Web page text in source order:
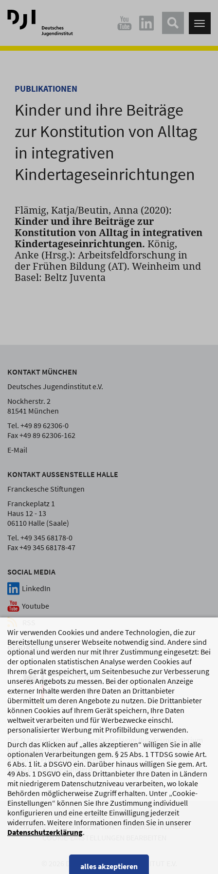
Direkt
zum
Hauptinhalt
Direkt
zum
Hauptmenü
Wir verwenden Cookies und andere Technologien, die zur
Bereitstellung unserer Webseite notwendig sind. Andere sind
optional und werden nur mit Ihrer Zustimmung eingesetzt: Bei
der optionalen statistischen Analyse werden Cookies auf
Ihrem Gerät gespeichert, um Seitenbesuche zur Verbesserung
unseres Angebots zu messen. Bei der optionalen Anzeige
externer Inhalte werden Ihre Daten an Drittanbieter
übermittelt um deren Angebote zu nutzen. Die Drittanbieter
können Cookies auf Ihrem Gerät speichern, Ihre Daten
weltweit verarbeiten und für Werbezwecke einschl.
personalisierter Werbung mit Profilbildung verwenden.
Durch das Klicken auf „alles akzeptieren“ willigen Sie in alle
optionalen Verarbeitungen gem. § 25 Abs. 1 TTDSG sowie Art.
6 Abs. 1 lit. a DSGVO ein. Darüber hinaus willigen Sie gem. Art.
49 Abs. 1 DSGVO ein, dass Drittanbieter Ihre Daten in Ländern
mit niedrigerem Datenschutzniveau verarbeiten, wo lokale
Behörden möglicherweise Zugriff erhalten. Unter „Cookie-
Einstellungen“ können Sie Ihre Zustimmung individuell
konfigurieren und eine erteilte Einwilligung jederzeit
widerrufen. Weitere Informationen finden Sie in unserer
Datenschutzerklärung.
alles akzeptieren
PUBLIKATIONEN
Kinder und ihre Beiträge
zur Konstitution von Alltag
in integrativen
Kindertageseinrichtungen
Flämig, Katja/Beutin, Anna (2020):
Kinder und ihre Beiträge zur
Konstitution von Alltag in integrativen
Kindertageseinrichtungen. König,
Anke (Hrsg.): Arbeitsfeldforschung in
der Frühen Bildung (AT). Weinheim und
Basel: Beltz Juventa
SOCIAL MEDIA
LinkedIn
Youtube
KONTAKT MÜNCHEN
Deutsches Jugendinstitut e.V.
Nockherstr. 2
81541 München
Tel. +49 89 62306-0
Fax +49 89 62306-162
E-Mail
KONTAKT AUSSENSTELLE HALLE
Franckesche Stiftungen
Franckeplatz 1
Haus 12 - 13
06110 Halle (Saale)
Tel. +49 345 68178-0
Fax +49 345 68178-47
GEFÖRDERT VON
Das DJI wird größtenteils gefördert vom Bundesministerium
für Bildung, Familie,
Senioren, Frauen und Jugend
sowie den Bundesländern.
DATENSCHUTZ
IMPRESSUM
KORRUPTIONSPRÄVENTION
BARRIEREFREIHEIT
COOKIE-EINSTELLUNGEN BEARBEITEN
© 2026 DEUTSCHES JUGENDINSTITUT E.V.